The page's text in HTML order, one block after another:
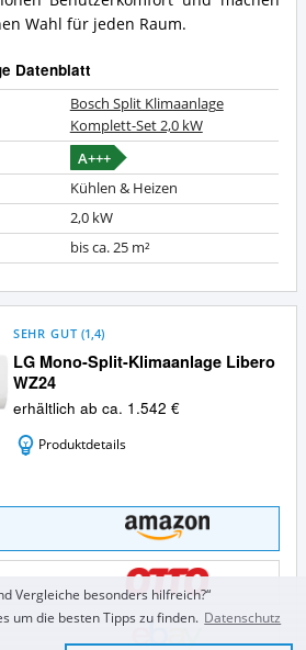
Wahl für jeden Raum.
Datenblatt
Bosch Split Klimaanlage
Komplett-Set 2,0 kW
A+++
Kühlen & Heizen
2,0 kW
bis ca. 25 m²
LG Mono-Split-Klimaanlage Libero
WZ24
SEHR GUT (1,4)
erhältlich ab ca. 1.542 €
Produktdetails
Vergleiche besonders hilfreich?“
um die besten Tipps zu finden. Datenschutz